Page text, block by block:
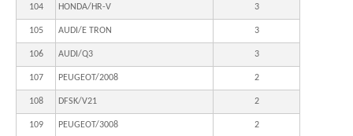
104 HONDA/HR-V 3
105 AUDI/E TRON 3
106 AUDI/Q3 3
107 PEUGEOT/2008 2
108 DFSK/V21 2
109 PEUGEOT/3008 2